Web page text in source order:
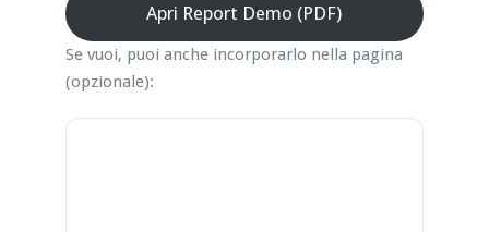
Apri Report Demo (PDF)
Se vuoi, puoi anche incorporarlo nella pagina
(opzionale):